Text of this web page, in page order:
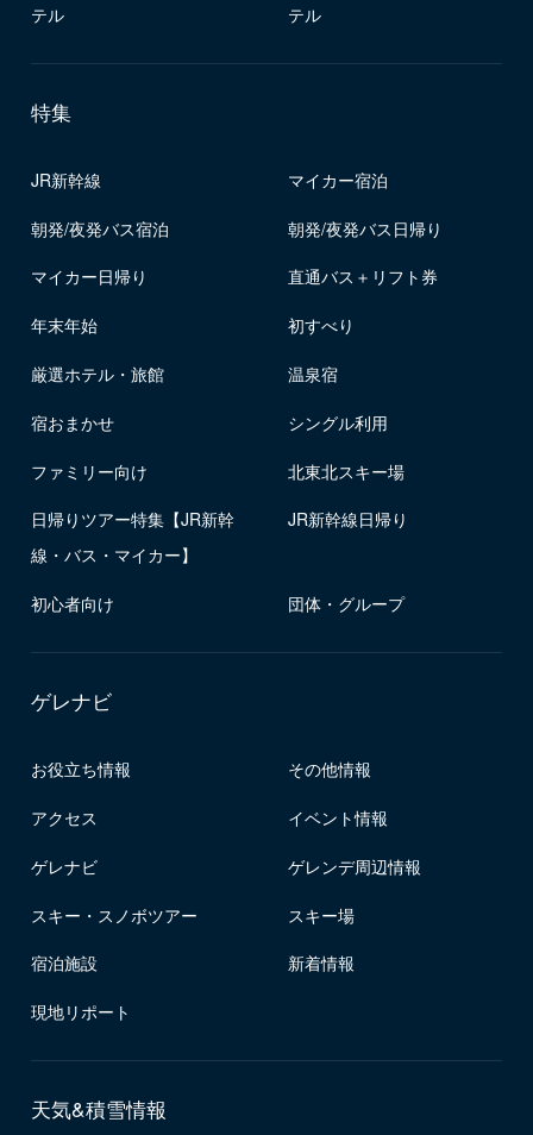
テル
テル
特集
JR新幹線 マイカー宿泊
朝発/夜発バス宿泊 朝発/夜発バス日帰り
マイカー日帰り 直通バス＋リフト券
年末年始 初すべり
厳選ホテル・旅館 温泉宿
宿おまかせ シングル利用
ファミリー向け 北東北スキー場
日帰りツアー特集【JR新幹
線・バス・マイカー】
JR新幹線日帰り
初心者向け 団体・グループ
ゲレナビ
お役立ち情報 その他情報
アクセス イベント情報
ゲレナビ ゲレンデ周辺情報
スキー・スノボツアー スキー場
宿泊施設 新着情報
現地リポート
天気&積雪情報